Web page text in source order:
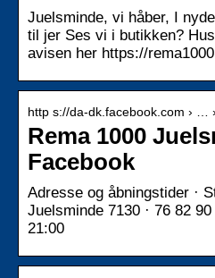
Juelsminde, vi håber, I
til jer Ses vi i butikken?
avisen her https://
http s://da-dk.facebook.com › …
Rema 1000
Facebook
Adresse og åbningstider ·
Juelsminde 7130 · 76 82
21:00